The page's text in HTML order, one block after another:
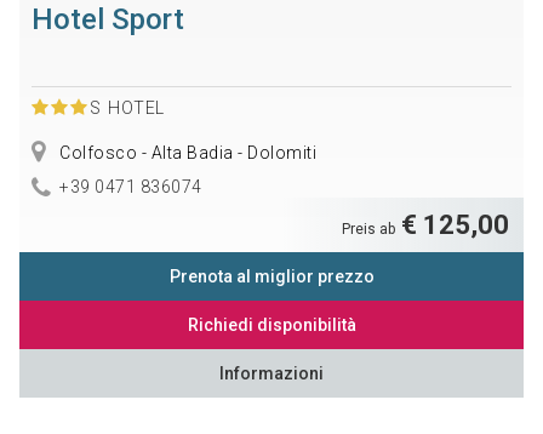
Hotel Sport
S HOTEL
Colfosco - Alta Badia - Dolomiti
+39 0471 836074
Preis ab € 125,00
Prenota al miglior prezzo
Richiedi disponibilità
Informazioni